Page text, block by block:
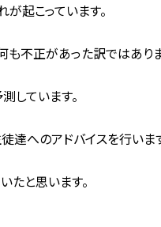
起こっています。
も不正があった訳ではあり
しています。
達へのアドバイスを行いま
たと思います。